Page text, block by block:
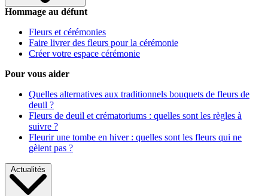
Hommage au défunt
Fleurs et cérémonies
Faire livrer des fleurs pour la cérémonie
Créer votre espace cérémonie
Pour vous aider
Quelles alternatives aux traditionnels bouquets de fleurs de
deuil ?
Fleurs de deuil et crématoriums : quelles sont les règles à
suivre ?
Fleurir une tombe en hiver : quelles sont les fleurs qui ne
gèlent pas ?
Actualités